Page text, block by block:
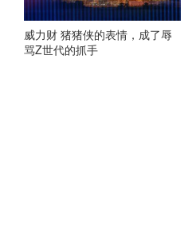
威力财 猪猪侠的表情，成了辱
骂Z世代的抓手